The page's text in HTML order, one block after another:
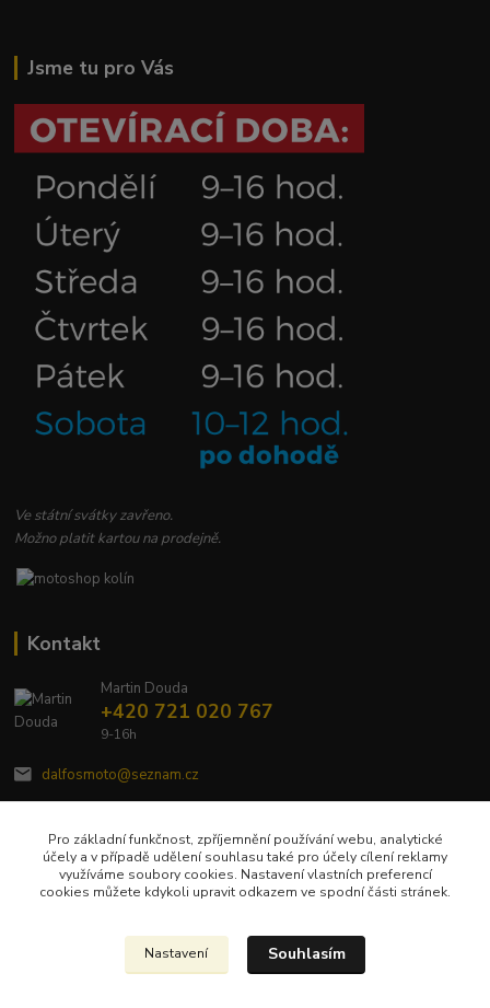
Jsme tu pro Vás
Ve státní svátky zavřeno.
Možno platit kartou na prodejně.
Kontakt
Martin Douda
+420 721 020 767
9-16h
dalfosmoto@seznam.cz
Pro základní funkčnost, zpříjemnění používání webu, analytické
účely a v případě udělení souhlasu také pro účely cílení reklamy
využíváme soubory cookies. Nastavení vlastních preferencí
cookies můžete kdykoli upravit odkazem ve spodní části stránek.
Nastavení Souhlasím